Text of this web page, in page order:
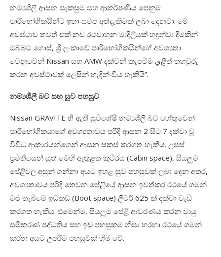
නම්‍යශීලී ආසන සැකසුම සහ ආකර්ෂණීය පෙනුම
පාරිභෝගිකයින්ට ඉතා සමීප අත්දැකීමක් ලබා දෙනවා. මේ
අවස්ථාව තවත් එක් නව රථවාහන මාදිලියක් හඳුන්වා දීමකින්
ඔබ්බට ගොස්, ශ්‍රී ලංකාවේ පාරිභෝගිකයින්ගේ අවශ්‍යතා
වෙනුවෙන් Nissan සහ AMW දක්වන් කැපවීම يළිත් තහවුරු
කරන අවස්ථාවක් ලෙසින් හැඳින් විය හැකියි”.
නම්‍යශීලී බව සහ සුව පහසුව
Nissan GRAVITE හී ඇති සුවිශේෂී නම්‍යශීලී බව හේතුවෙන්
පාරිභෝගිකයාගේ අවශ්‍යතාවය පරිදි ආසන 2 සිට 7 දක්වා වූ
විවිධ ආකාරයන්ගෙන් ආසන සකස් කරගත හැකිය. උසස්
ප්‍රමිතියෙන් යුත් මෙහි ඇතුළත කුටීරය (Cabin space), සියලුම
පේළිවල අසුන් ගන්නා අයට ඉහළ සුව පහසුවක් ලබා දෙන අතර,
අවශ්‍යතාවය පරිදි තෙවන පේළියේ ආසන ඉවත්කර රථයේ ගමන්
මළු තැබීමේ ඉඩකඩ (Boot space) ලීටර් 625 ක් දක්වා වැඩි
කරගත හැකිය. එමෙන්ම, සියලුම පේළි ආවරණය කරන වායු
සමීකරණ පද්ධතිය සහ ඉඩ පහසුකම නිසා හරහා රථයේ ගමන්
කරන අයට උපරිම පහසුවක් හිමි වේ.